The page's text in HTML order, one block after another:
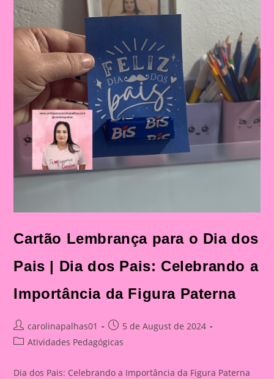
Cartão Lembrança para o Dia dos
Pais | Dia dos Pais: Celebrando a
Importância da Figura Paterna
Post
author:
carolinapalhas01
Post
published:
5 de August de 2024
PostAtividades Pedagógicas
Dia dos Pais: Celebrando a Importância da Figura Paterna